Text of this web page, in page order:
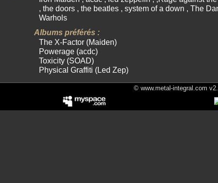
, the doors , the beatles , system of a down , The
Warhols
Albums préférés :
The X-Factor (Maiden)
Powerage (acdc)
Toxicity (SOAD)
Physical Graffiti (Led Zep)
© www.metal-integral.com